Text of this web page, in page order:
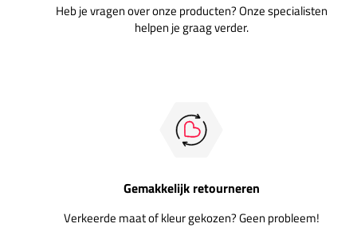
Heb je vragen over onze producten? Onze specialisten
helpen je graag verder.
Gemakkelijk retourneren
Verkeerde maat of kleur gekozen? Geen probleem!